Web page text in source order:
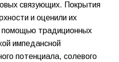
связующих. Покрытия
и оценили их
помощью традиционных
импедансной
потенциала, солевого